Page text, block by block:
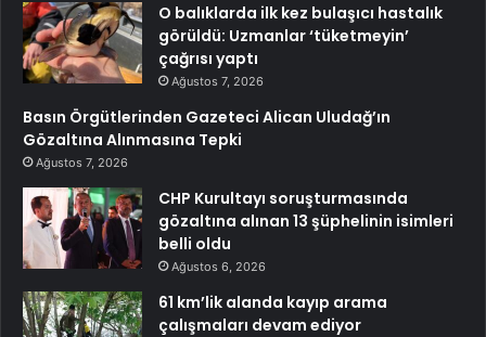
O balıklarda ilk kez bulaşıcı hastalık
görüldü: Uzmanlar ‘tüketmeyin’
çağrısı yaptı
Ağustos 7, 2026
Basın Örgütlerinden Gazeteci Alican Uludağ’ın
Gözaltına Alınmasına Tepki
Ağustos 7, 2026
CHP Kurultayı soruşturmasında
gözaltına alınan 13 şüphelinin isimleri
belli oldu
Ağustos 6, 2026
61 km’lik alanda kayıp arama
çalışmaları devam ediyor